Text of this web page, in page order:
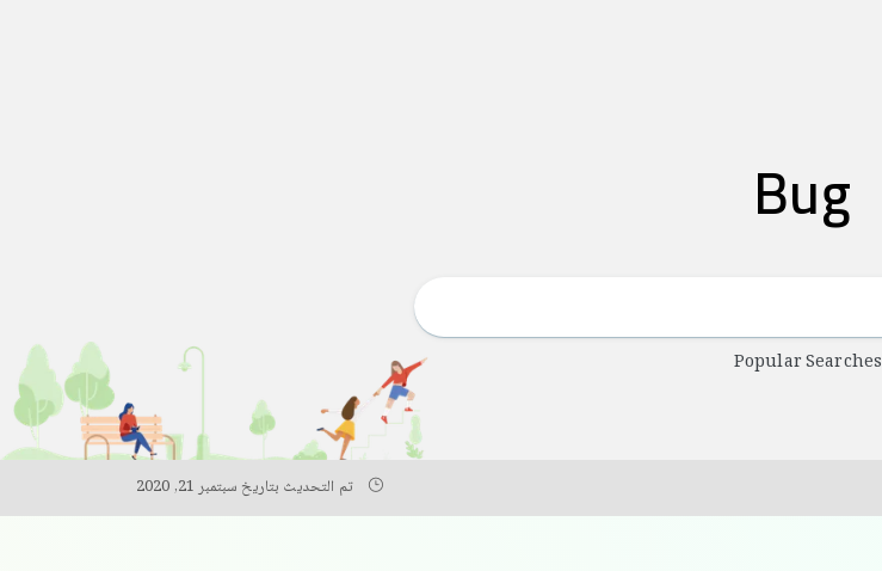
Bug
Popular Searches
تم التحديث بتاريخ سبتمبر 21, 2020